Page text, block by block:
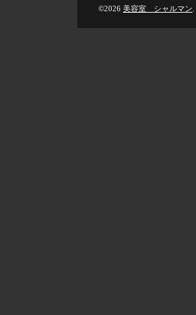
©2026 美容室 シャルマン